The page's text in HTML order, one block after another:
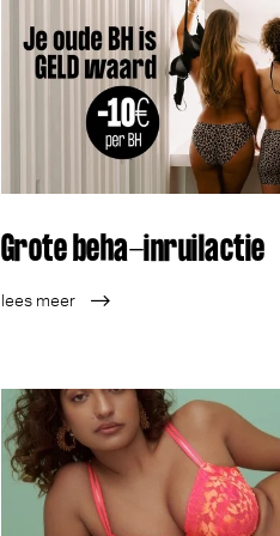
Grote beha-inruilactie
lees meer